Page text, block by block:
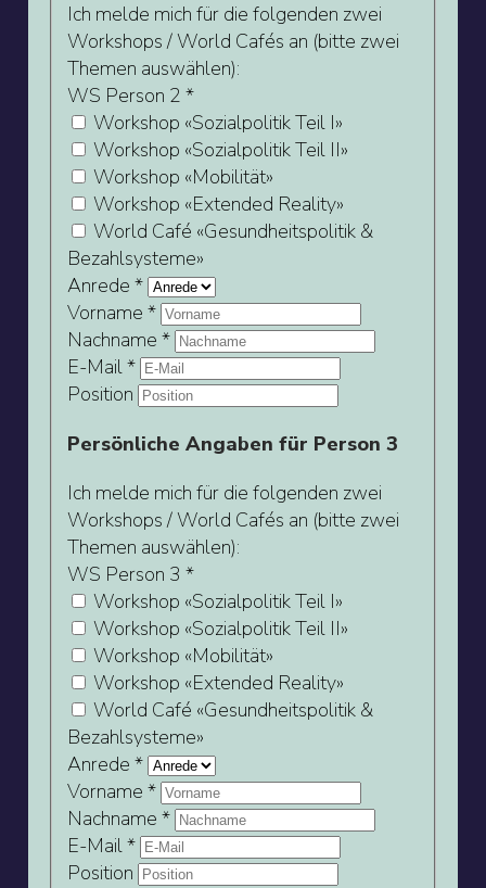
Ich melde mich für die folgenden zwei
Workshops / World Cafés an (bitte zwei
Themen auswählen):
WS Person 2 *
Workshop «Sozialpolitik Teil I»
Workshop «Sozialpolitik Teil II»
Workshop «Mobilität»
Workshop «Extended Reality»
World Café «Gesundheitspolitik &
Bezahlsysteme»
Anrede *
Vorname *
Nachname *
E-Mail*
Position
Persönliche Angaben für Person 3
Ich melde mich für die folgenden zwei
Workshops / World Cafés an (bitte zwei
Themen auswählen):
WS Person 3 *
Workshop «Sozialpolitik Teil I»
Workshop «Sozialpolitik Teil II»
Workshop «Mobilität»
Workshop «Extended Reality»
World Café «Gesundheitspolitik &
Bezahlsysteme»
Anrede *
Vorname *
Nachname *
E-Mail*
Position